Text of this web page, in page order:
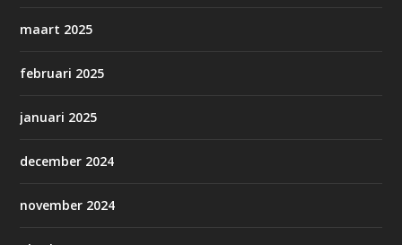
maart 2025
februari 2025
januari 2025
december 2024
november 2024